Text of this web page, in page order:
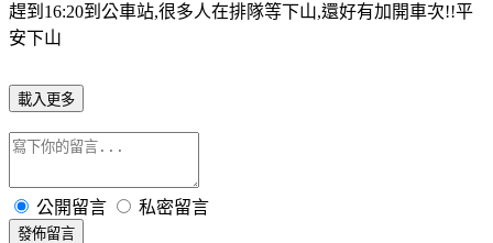
趕到16:20到公車站,很多人在排隊等下山,還好有加開車次!!平
安下山
載入更多
公開留言 私密留言
發佈留言